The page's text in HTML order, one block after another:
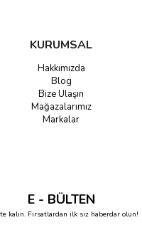
KURUMSAL
Hakkımızda
Blog
Bize Ulaşın
Mağazalarımız
Markalar
E - BÜLTEN
kalın. Fırsatlardan ilk siz haberdar olun!